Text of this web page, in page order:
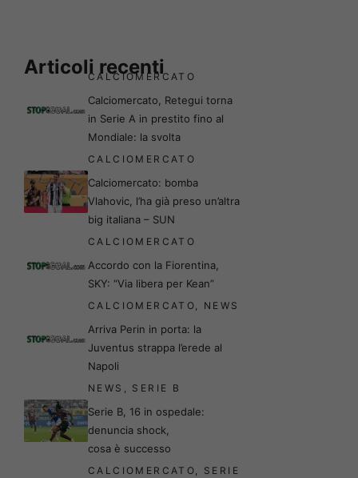
Articoli recenti
CALCIOMERCATO
Calciomercato, Retegui torna
in Serie A in prestito fino al
Mondiale: la svolta
CALCIOMERCATO
Calciomercato: bomba
Vlahovic, l’ha già preso un’altra
big italiana – SUN
CALCIOMERCATO
Accordo con la Fiorentina,
SKY: “Via libera per Kean”
CALCIOMERCATO, NEWS
Arriva Perin in porta: la
Juventus strappa l’erede al
Napoli
NEWS , SERIE B
Serie B, 16 in ospedale:
denuncia shock,
cosa è successo
CALCIOMERCATO, SERIE